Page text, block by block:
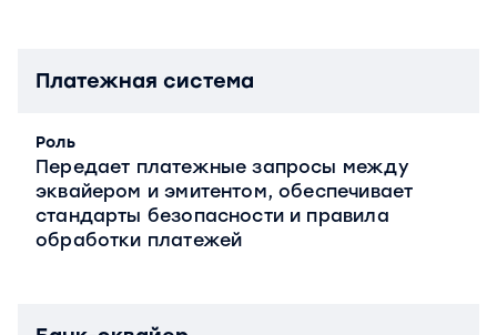
Платежная система
Роль
Передает платежные запросы между
эквайером и эмитентом, обеспечивает
стандарты безопасности и правила
обработки платежей